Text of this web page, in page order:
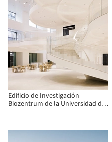
Edificio de Investigación
Biozentrum de la Universidad de